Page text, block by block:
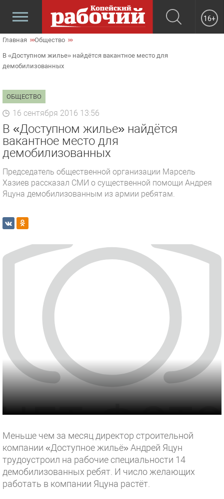
16+
Главная Общество
В «Доступном жилье» найдётся вакантное место для
демобилизованных
ОБЩЕСТВО
16 сентября 2016 13:56
В «Доступном жилье» найдётся
вакантное место для
демобилизованных
Председатель общественной организации Марсель
Хазиев рассказал СМИ о существенной помощи Андрея
Яцуна демобилизованным из армии ребятам.
Меньше чем за месяц директор строительной
компании «Доступное жильё» Андрей Яцун
трудоустроил на рабочие специальности 14
демобилизованных ребят. И число желающих
работать в компании Яцуна растёт.